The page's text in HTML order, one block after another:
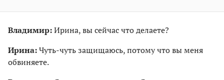
Владимир:Ирина, вы сейчас что делаете?
Ирина:Чуть-чуть защищаюсь, потому что вы меня
обвиняете.